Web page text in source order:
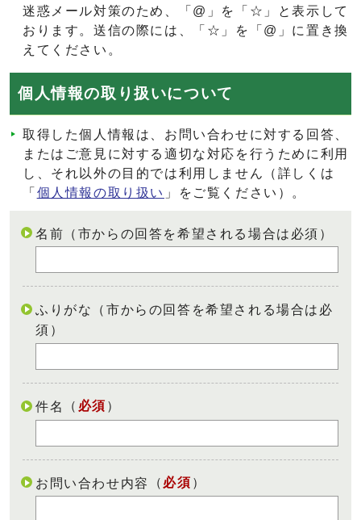
迷惑メール対策のため、「@」を「☆」と表示して
おります。送信の際には、「☆」を「@」に置き換
えてください。
個人情報の取り扱いについて
取得した個人情報は、お問い合わせに対する回答、
またはご意見に対する適切な対応を行うために利用
し、それ以外の目的では利用しません（詳しくは
「 個人情報の取り扱い 」をご覧ください）。
名前（市からの回答を希望される場合は必須）
ふりがな（市からの回答を希望される場合は必
須）
件名 （ 必須 ）
お問い合わせ内容 （ 必須 ）